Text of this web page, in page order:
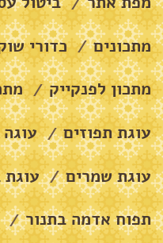
מתכונים / כדורי
מתכון לפנקייק /
עוגת תפוזים /
עוגת שמרים / עוגת
תפוח אדמה בתנור /